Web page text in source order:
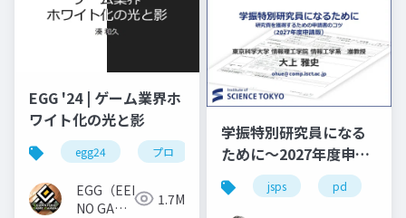
EGG '24 | ゲーム業界ホ
ワイト化の光と影
egg24 プロ
EGG（EEKANJI
NO GAME
1.7M
学振特別研究員になる
ために～2027年度申請
版
jsps pd